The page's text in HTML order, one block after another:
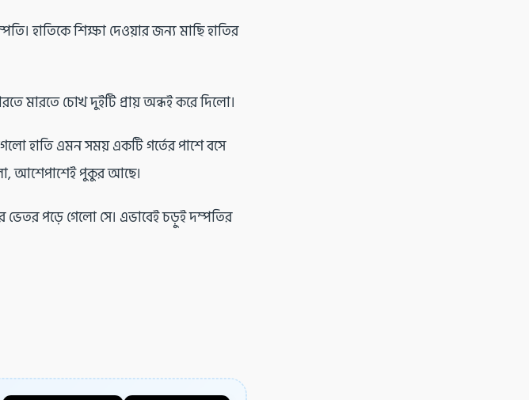
হাতিকে শিক্ষা দেওয়ার জন্য মাছি হাতির
মারতে চোখ দুইটি প্রায় অন্ধই করে দিলো।
হাতি এমন সময় একটি গর্তের পাশে বসে
আশেপাশেই পুকুর আছে।
ভেতর পড়ে গেলো সে। এভাবেই চড়ুই দম্পতির